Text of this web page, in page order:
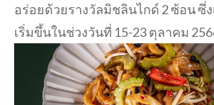
อร่อยด้วยรางวัลมิชลินไกด์ 2 ซ้อน ซึ่
เริ่มขึ้นในช่วงวันที่ 15-23 ตุลาคม